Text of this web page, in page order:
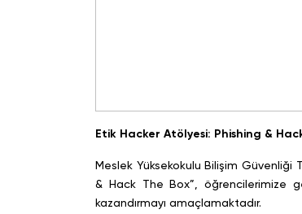
Etik Hacker Atölyesi: Phishing &
Meslek Yüksekokulu Bilişim Güvenliği
& Hack The Box”, öğrencilerimize
kazandırmayı amaçlamaktadır.